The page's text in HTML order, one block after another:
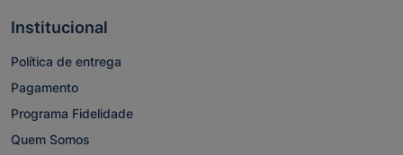
Institucional
Política de entrega
Pagamento
Programa Fidelidade
Quem Somos